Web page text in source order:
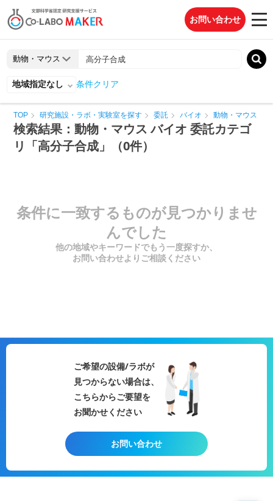
お問い合わせ
地域指定なし 条件クリア
TOP 研究施設・ラボ・実験室を探す 委託 バイオ 動物・マウス
検索結果：動物・マウス バイオ 委託カテゴ
リ「高分子合成」（0件）
条件に一致するものが見つかりませ
んでした
他の地域やキーワードでもう一度探すか、
お問い合わせよりご相談ください
ご希望の設備/ラボが
見つからない場合は、
こちらからご要望を
お聞かせください
お問い合わせ